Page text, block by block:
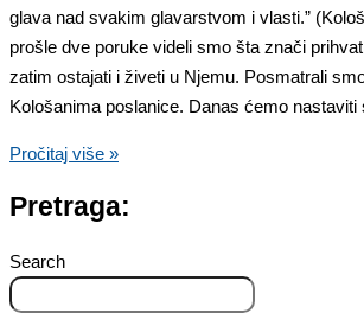
glava nad svakim glavarstvom i vlasti.”
prošle dve poruke videli smo šta znači
zatim ostajati i živeti u Njemu. Posmatrali
Kološanima poslanice. Danas ćemo nastaviti
Pročitaj više »
Pretraga:
Search